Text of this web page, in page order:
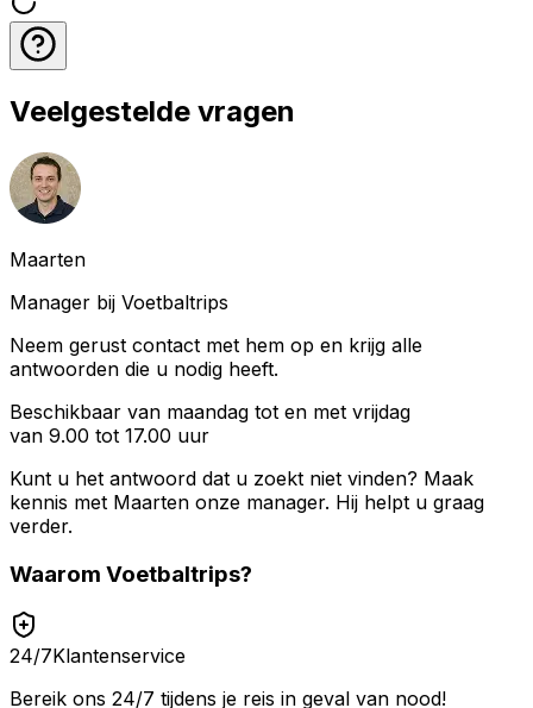
Veelgestelde vragen
Maarten
Manager bij Voetbaltrips
Neem gerust contact met hem op en krijg alle
antwoorden die u nodig heeft.
Beschikbaar van maandag tot en met vrijdag
van 9.00 tot 17.00 uur
Kunt u het antwoord dat u zoekt niet vinden? Maak
kennis met Maarten onze manager. Hij helpt u graag
verder.
Waarom Voetbaltrips?
24/7Klantenservice
Bereik ons 24/7 tijdens je reis in geval van nood!